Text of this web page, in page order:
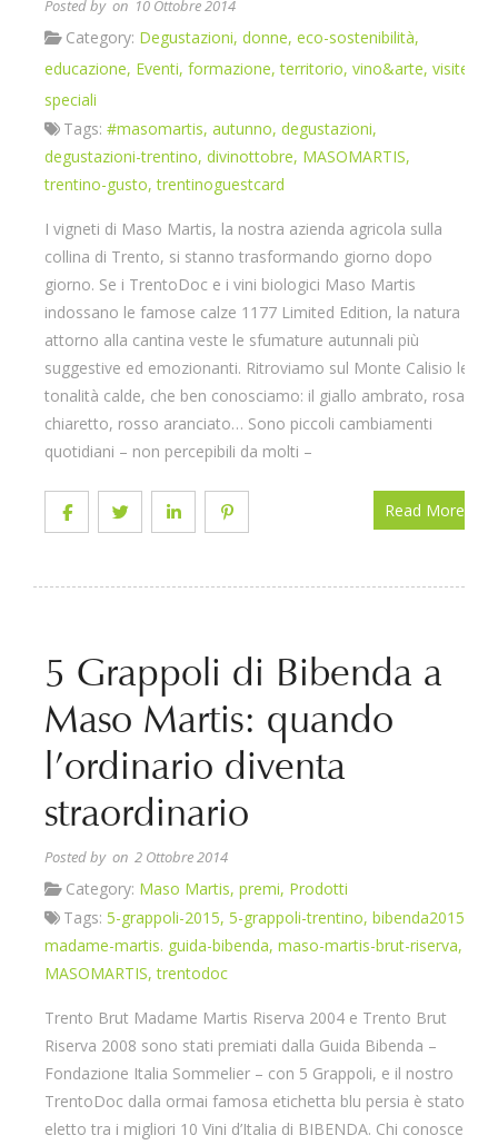
Posted by on 10 Ottobre 2014
Category: Degustazioni, donne, eco-sostenibilità,
educazione, Eventi, formazione,territorio, vino&arte, visite
speciali
Tags: #masomartis, autunno, degustazioni,
degustazioni-trentino, divinottobre, MASOMARTIS,
trentino-gusto,trentinoguestcard
I vigneti di Maso Martis, la nostra azienda agricola sulla
collina di Trento, si stanno trasformando giorno dopo
giorno. Se i TrentoDoc e i vini biologici Maso Martis
indossano le famose calze 1177 Limited Edition, la natura
attorno alla cantina veste le sfumature autunnali più
suggestive ed emozionanti. Ritroviamo sul Monte Calisio le
tonalità calde, che ben conosciamo: il giallo ambrato, rosa
chiaretto, rosso aranciato… Sono piccoli cambiamenti
quotidiani – non percepibili da molti –
Read More
5 Grappoli di Bibenda a
Maso Martis: quando
l’ordinario diventa
straordinario
Posted by on 2 Ottobre 2014
Category: Maso Martis, premi, Prodotti
Tags: 5-grappoli-2015, 5-grappoli-trentino, bibenda2015
madame-martis. guida-bibenda, maso-martis-brut-riserva,
MASOMARTIS,trentodoc
Trento Brut Madame Martis Riserva 2004 e Trento Brut
Riserva 2008 sono stati premiati dalla Guida Bibenda –
Fondazione Italia Sommelier – con 5 Grappoli, e il nostro
TrentoDoc dalla ormai famosa etichetta blu persia è stato
eletto tra i migliori 10 Vini d’Italia di BIBENDA. Chi conosce